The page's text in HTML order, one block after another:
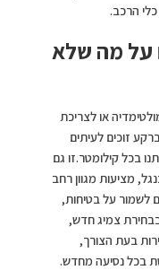
הרכב.
על מה שלא
או לצריכת
זוכים לעיתים
בכל קילומטר.זו גם
מציעות מגוון רחב
לשמור על בטיחות,
בבחירת צמיג חדש,
בעת הצורך,
בכל נסיעה מחדש.